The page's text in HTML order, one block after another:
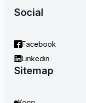
Social
Facebook
Linkedin
Sitemap